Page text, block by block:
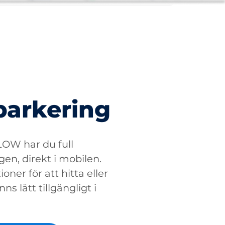
har du full
direkt i mobilen.
för att hitta eller
lätt tillgängligt i